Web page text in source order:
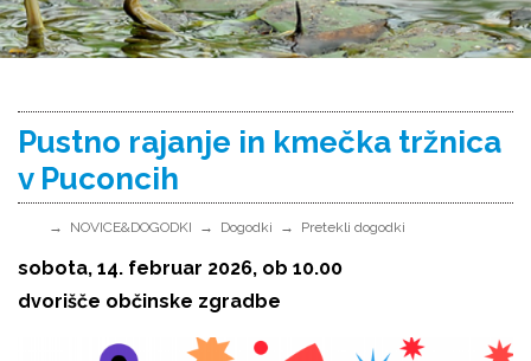
Pustno rajanje in kmečka tržnica
v Puconcih
NOVICE&DOGODKI Dogodki Pretekli dogodki
sobota, 14. februar 2026, ob 10.00
dvorišče občinske zgradbe